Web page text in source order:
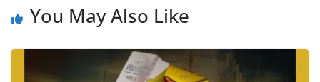
You May Also Like